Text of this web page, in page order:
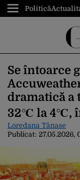
Politică
Se întoarce
dramatică a
32℃ la 4℃,
Loredana Tănase
Publicat: 27.05.2026,